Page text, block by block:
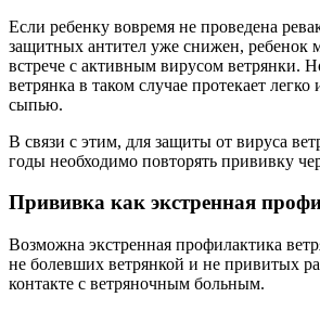
Если ребенку вовремя не проведена
защитных антител уже снижен, ребенок
встрече с активным вирусом ветрянки.
ветрянка в таком случае протекает
сыпью.
В связи с этим, для защиты от вируса
годы необходимо повторять прививку
Прививка как экстренная
Возможна экстренная профилактика
не болевших ветрянкой и не привитых
контакте с ветряночным больным.